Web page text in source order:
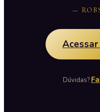
—
Dúvidas?